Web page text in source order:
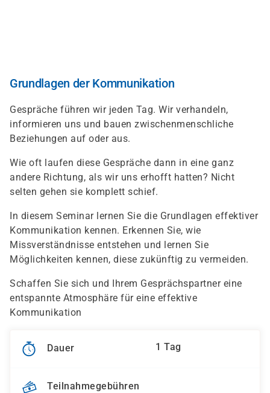
Grundlagen der Kommunikation
Gespräche führen wir jeden Tag. Wir verhandeln,
informieren uns und bauen zwischenmenschliche
Beziehungen auf oder aus.
Wie oft laufen diese Gespräche dann in eine ganz
andere Richtung, als wir uns erhofft hatten? Nicht
selten gehen sie komplett schief.
In diesem Seminar lernen Sie die Grundlagen effektiver
Kommunikation kennen. Erkennen Sie, wie
Missverständnisse entstehen und lernen Sie
Möglichkeiten kennen, diese zukünftig zu vermeiden.
Schaffen Sie sich und Ihrem Gesprächspartner eine
entspannte Atmosphäre für eine effektive
Kommunikation
Dauer 1 Tag
Teilnahmegebühren